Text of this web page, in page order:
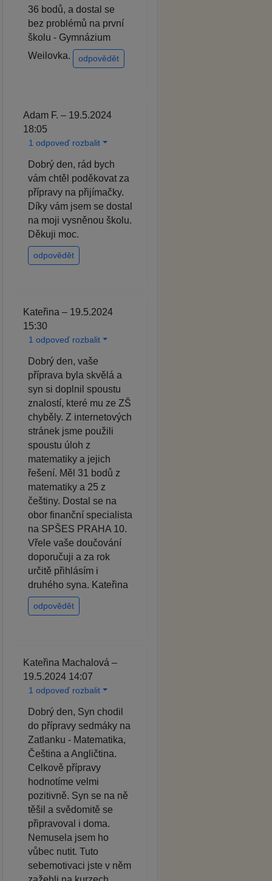
36 bodů, a dostal se
bez problémů na první
školu - Gymnázium
Weilovka.
odpovědět
Adam F. – 19.5.2024
18:05
1 odpoveď rozbalit
Dobrý den, rád bych
vám chtěl poděkovat za
přípravy na přijímačky.
Díky vám jsem se dostal
na moji vysněnou školu.
Děkuji moc.
odpovědět
Kateřina – 19.5.2024
15:30
1 odpoveď rozbalit
Dobrý den, vaše
příprava byla skvělá a
syn si doplnil spoustu
znalostí, které mu ze ZŠ
chyběly. Z internetových
stránek jsme použili
spoustu úloh z
matematiky a jejich
řešení. Měl 31 bodů z
matematiky a 25 z
češtiny. Dostal se na
obor finanční specialista
na SPŠES PRAHA 10.
Vřele vaše doučování
doporučuji a za rok
určitě přihlásím i
druhého syna. Kateřina
odpovědět
Kateřina Machalová –
19.5.2024 14:07
1 odpoveď rozbalit
Dobrý den, Syn chodil
do přípravy sedmáky na
Zatlanku - Matematika,
Čeština a Angličtina.
Celkově přípravy
hodnotíme velmi
pozitivně. Syn se na ně
těšil a svědomitě se
připravoval i doma.
Nemusela jsem ho
vůbec nutit. Tuto
sebemotivaci jste v něm